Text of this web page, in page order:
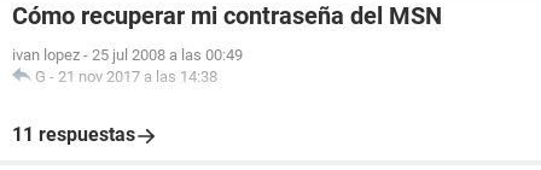
Cómo recuperar mi contraseña del MSN
ivan lopez - 25 jul 2008 a las 00:49
G - 21 nov 2017 a las 14:38
11 respuestas